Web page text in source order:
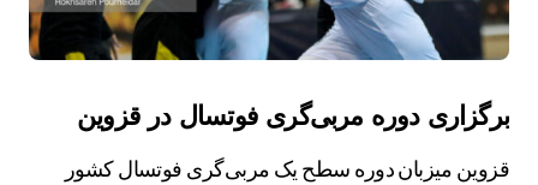
برگزاری دوره مربی‌گری فوتسال در قزوین
قزوین میزبان دوره سطح یک مربی‌گری فوتسال کشور